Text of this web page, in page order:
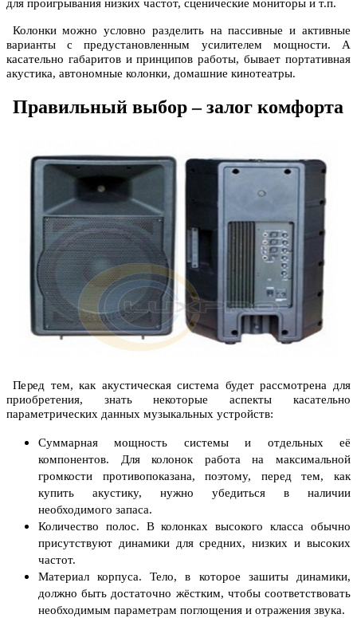
для проигрывания низких частот, сценические мониторы и т.п.
Колонки можно условно разделить на пассивные и активные
варианты с предустановленным усилителем мощности. А
касательно габаритов и принципов работы, бывает портативная
акустика, автономные колонки, домашние кинотеатры.
Правильный выбор – залог комфорта
Перед тем, как акустическая система будет рассмотрена для
приобретения, знать некоторые аспекты касательно
параметрических данных музыкальных устройств:
Суммарная мощность системы и отдельных её
компонентов. Для колонок работа на максимальной
громкости противопоказана, поэтому, перед тем, как
купить акустику, нужно убедиться в наличии
необходимого запаса.
Количество полос. В колонках высокого класса обычно
присутствуют динамики для средних, низких и высоких
частот.
Материал корпуса. Тело, в которое зашиты динамики,
должно быть достаточно жёстким, чтобы соответствовать
необходимым параметрам поглощения и отражения звука.